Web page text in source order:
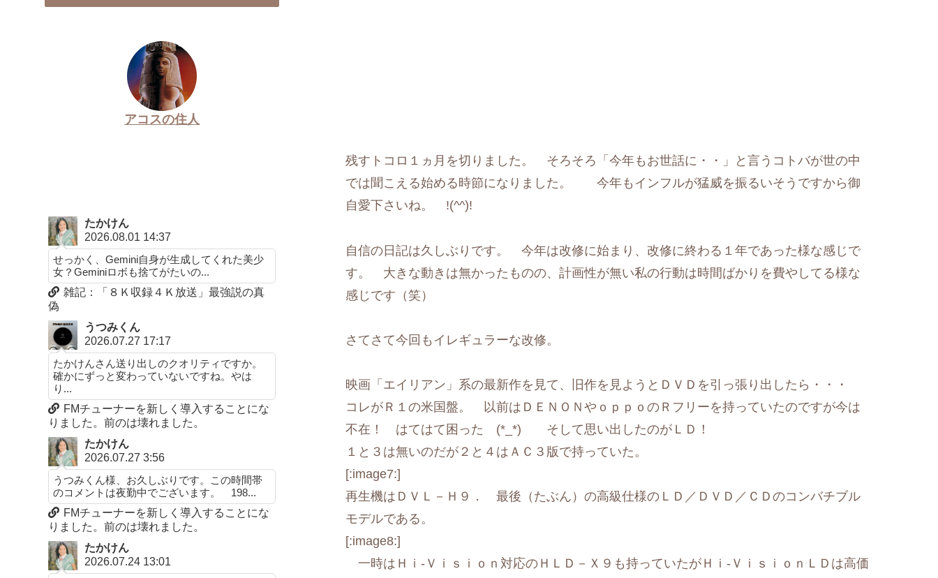
残すトコロ１ヵ月を切りました。 そろそろ「今年もお世話に・・」と言うコトバが世の中
では聞こえる始める時節になりました。 今年もインフルが猛威を振るいそうですから御
自愛下さいね。 !(^^)!
自信の日記は久しぶりです。 今年は改修に始まり、改修に終わる１年であった様な感じで
す。 大きな動きは無かったものの、計画性が無い私の行動は時間ばかりを費やしてる様な
感じです（笑）
さてさて今回もイレギュラーな改修。
映画「エイリアン」系の最新作を見て、旧作を見ようとＤＶＤを引っ張り出したら・・・
コレがＲ１の米国盤。 以前はＤＥＮＯＮやｏｐｐｏのＲフリーを持っていたのですが今は
不在！ はてはて困った (*_*) そして思い出したのがＬＤ！
１と３は無いのだが２と４はＡＣ３版で持っていた。
[:image7:]
再生機はＤＶＬ－Ｈ９． 最後（たぶん）の高級仕様のＬＤ／ＤＶＤ／ＣＤのコンバチブル
モデルである。
[:image8:]
一時はＨｉ-Ｖｉｓｉｏｎ対応のＨＬＤ－Ｘ９も持っていたがＨｉ-ＶｉｓｉｏｎＬＤは高価
アコスの住人
たかけん
2026.08.01 14:37
せっかく、Gemini自身が生成してくれた美少
女？Geminiロボも捨てがたいの...
雑記：「８Ｋ収録４Ｋ放送」最強説の真
偽
うつみくん
2026.07.27 17:17
たかけんさん送り出しのクオリティですか。
確かにずっと変わっていないですね。やは
り...
FMチューナーを新しく導入することにな
りました。前のは壊れました。
たかけん
2026.07.27 3:56
うつみくん様、お久しぶりです。この時間帯
のコメントは夜勤中でございます。 198...
FMチューナーを新しく導入することにな
りました。前のは壊れました。
たかけん
2026.07.24 13:01